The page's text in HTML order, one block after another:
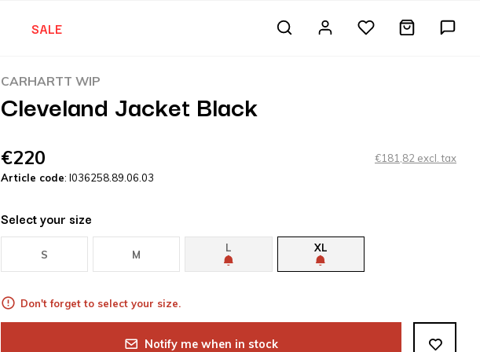
SALE
CARHARTT WIP
Cleveland Jacket Black
€220
€181,82 excl. tax
Article code: I036258.89.06.03
Select your size
S M
L XL
Don't forget to select your size.
Notify me when in stock